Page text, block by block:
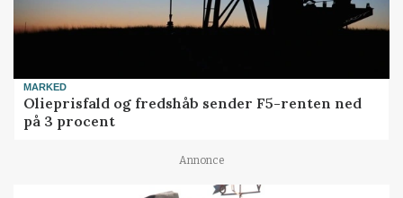
MARKED
Olieprisfald og fredshåb sender F5-renten ned
på 3 procent
Annonce